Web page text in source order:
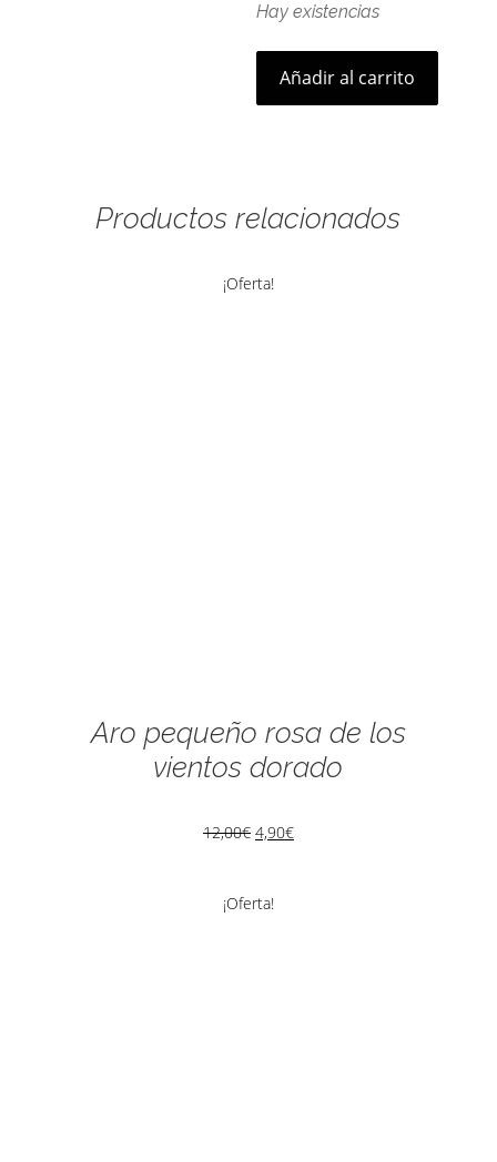
Hay existencias
Añadir al carrito
Productos relacionados
¡Oferta!
Aro pequeño rosa de los
vientos dorado
12,00€ 4,90€
¡Oferta!